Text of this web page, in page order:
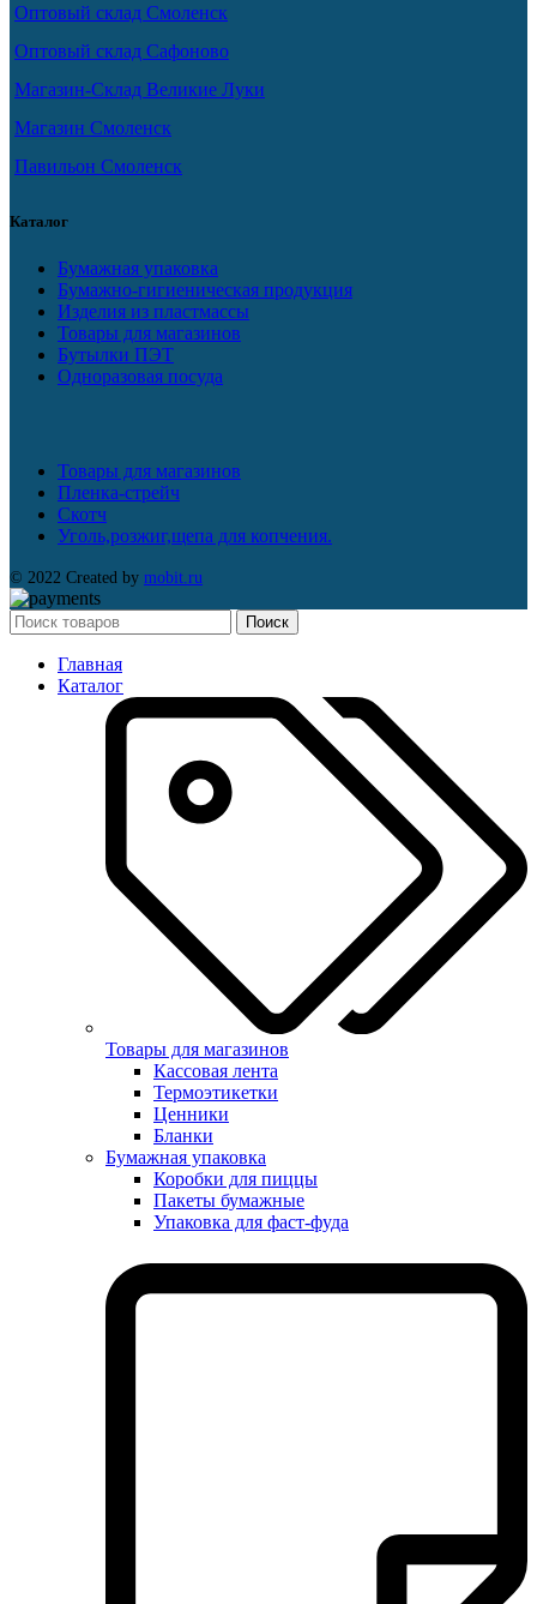
Оптовый склад Смоленск
Оптовый склад Сафоново
Магазин-Склад Великие Луки
Магазин Смоленск
Павильон Смоленск
Каталог
Бумажная упаковка
Бумажно-гигиеническая продукция
Изделия из пластмассы
Товары для магазинов
Бутылки ПЭТ
Одноразовая посуда
Товары для магазинов
Пленка-стрейч
Скотч
Уголь,розжиг,щепа для копчения.
© 2022 Created by mobit.ru
Поиск
Главная
Каталог
Товары для магазинов
Кассовая лента
Термоэтикетки
Ценники
Бланки
Бумажная упаковка
Коробки для пиццы
Пакеты бумажные
Упаковка для фаст-фуда